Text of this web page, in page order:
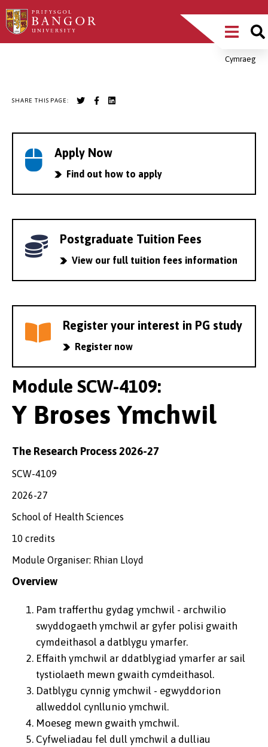
Skip
to
Main
MenuCymraeg
SHARE THIS PAGE:
Apply Now
Find out how to apply
Postgraduate Tuition Fees
View our full tuition fees information
Register your interest in PG study
Register now
Module SCW-4109:
Y Broses Ymchwil
The Research Process 2026-27
SCW-4109
2026-27
School of Health Sciences
10 credits
Module Organiser: Rhian Lloyd
Overview
Pam trafferthu gydag ymchwil - archwilio
swyddogaeth ymchwil ar gyfer polisi gwaith
cymdeithasol a datblygu ymarfer.
Effaith ymchwil ar ddatblygiad ymarfer ar sail
tystiolaeth mewn gwaith cymdeithasol.
Datblygu cynnig ymchwil - egwyddorion
allweddol cynllunio ymchwil.
Moeseg mewn gwaith ymchwil.
Cyfweliadau fel dull ymchwil a dulliau